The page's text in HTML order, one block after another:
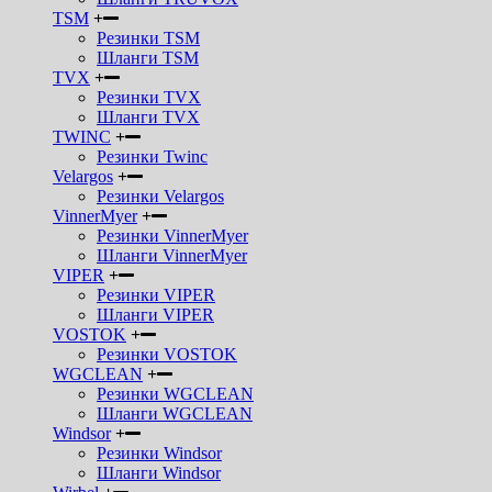
TSM
Резинки TSM
Шланги TSM
TVX
Резинки TVX
Шланги TVX
TWINC
Резинки Twinc
Velargos
Резинки Velargos
VinnerMyer
Резинки VinnerMyer
Шланги VinnerMyer
VIPER
Резинки VIPER
Шланги VIPER
VOSTOK
Резинки VOSTOK
WGCLEAN
Резинки WGCLEAN
Шланги WGCLEAN
Windsor
Резинки Windsor
Шланги Windsor